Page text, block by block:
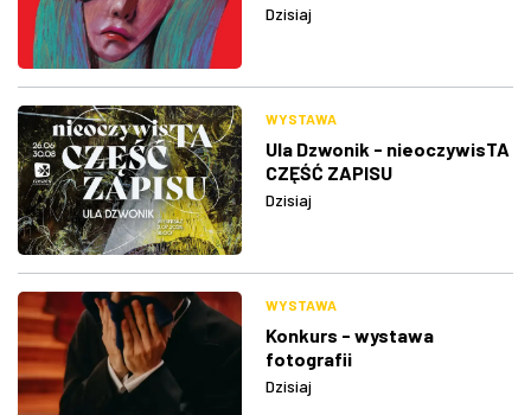
Dzisiaj
WYSTAWA
Ula Dzwonik - nieoczywisTA
CZĘŚĆ ZAPISU
Dzisiaj
WYSTAWA
Konkurs - wystawa
fotografii
Dzisiaj